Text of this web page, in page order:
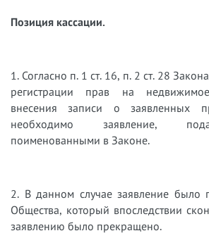
Позиция кассации.
1. Согласно п. 1 ст. 16, п. 2 ст. 28
регистрации прав на
внесения записи о заявленных
необходимо заявление,
поименованными в Законе.
2. В данном случае заявление было
Общества, который впоследствии
заявлению было прекращено.